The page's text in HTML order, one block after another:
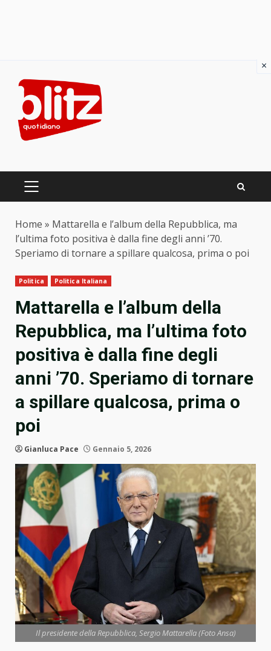
content
PRIMARY
Home » Mattarella e l’album della Repubblica, ma
l’ultima foto positiva è dalla fine degli anni ’70.
Speriamo di tornare a spillare qualcosa, prima o poi
Politica Politica Italiana
Mattarella e l’album della
Repubblica, ma l’ultima foto
positiva è dalla fine degli
anni ’70. Speriamo di tornare
a spillare qualcosa, prima o
poi
Gianluca Pace Gennaio 5, 2026
Il presidente della Repubblica, Sergio Mattarella (Foto Ansa)
×